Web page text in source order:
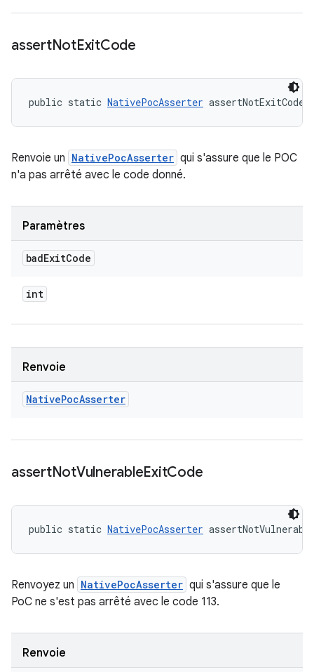
assertNotExitCode
public static NativePocAsserter
Renvoie un NativePocAsserter qui s'assure que le POC
n'a pas arrêté avec le code donné.
Paramètres
badExitCode
int
Renvoie
NativePocAsserter
assertNotVulnerableExitCode
public static NativePocAsserter
Renvoyez un NativePocAsserter qui s'assure que le
PoC ne s'est pas arrêté avec le code 113.
Renvoie